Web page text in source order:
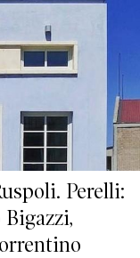
Perelli: